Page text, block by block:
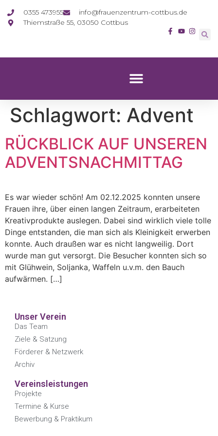
0355 473955
info@frauenzentrum-cottbus.de
Thiemstraße 55, 03050 Cottbus
Schlagwort: Advent
RÜCKBLICK AUF UNSEREN
ADVENTSNACHMITTAG
Es war wieder schön! Am 02.12.2025 konnten unsere
Frauen ihre, über einen langen Zeitraum, erarbeiteten
Kreativprodukte auslegen. Dabei sind wirklich viele tolle
Dinge entstanden, die man sich als Kleinigkeit erwerben
konnte. Auch draußen war es nicht langweilig. Dort
wurde man gut versorgt. Die Besucher konnten sich so
mit Glühwein, Soljanka, Waffeln u.v.m. den Bauch
aufwärmen. […]
Unser Verein
Das Team
Ziele & Satzung
Förderer & Netzwerk
Archiv
Vereinsleistungen
Projekte
Termine & Kurse
Bewerbung & Praktikum